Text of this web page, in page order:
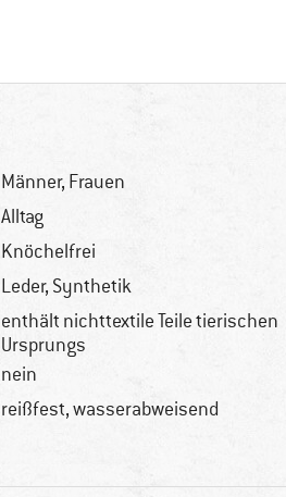
Männer, Frauen
Alltag
Knöchelfrei
Leder, Synthetik
enthält nichttextile Teile tierischen
Ursprungs
nein
reißfest, wasserabweisend